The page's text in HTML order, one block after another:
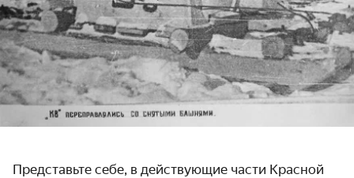
Представьте себе, в действующие части Красной